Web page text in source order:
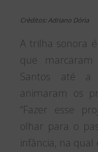
Créditos: Adriano Dória
A trilha sonora
que
Santos até
animaram os
“Fazer esse
olhar para o
infância, na qual